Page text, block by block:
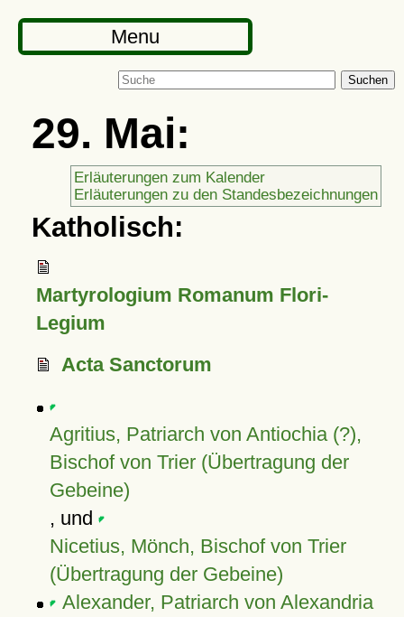
Menu
Suchen
29. Mai:
Erläuterungen zum Kalender
Erläuterungen zu den Standesbezeichnungen
Katholisch:
Martyrologium Romanum Flori-
Legium
Acta Sanctorum
Agritius, Patriarch von Antiochia (?),
Bischof von Trier (Übertragung der
Gebeine)
, und
Nicetius, Mönch, Bischof von Trier
(Übertragung der Gebeine)
Alexander, Patriarch von Alexandria